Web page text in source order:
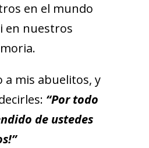
en el mundo
en nuestros
a mis abuelitos, y
“Por todo
de ustedes